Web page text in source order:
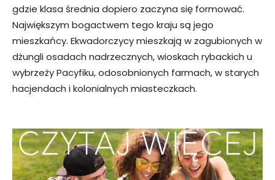
gdzie klasa średnia dopiero zaczyna się formować.
Największym bogactwem tego kraju są jego
mieszkańcy. Ekwadorczycy mieszkają w zagubionych w
dżungli osadach nadrzecznych, wioskach rybackich u
wybrzeży Pacyfiku, odosobnionych farmach, w starych
hacjendach i kolonialnych miasteczkach.